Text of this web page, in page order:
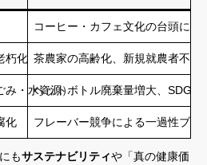
コーヒー・カフェ文化の台頭によ
朽化 茶農家の高齢化、新規就農者不足
み・水資源）
ペットボトル廃棄量増大、SDGs
化 フレーバー競争による一過性ブー
もサステナビリティや「真の健康価